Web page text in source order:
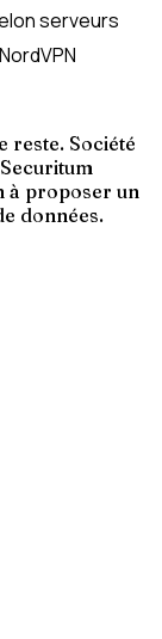
serveurs
reste. Société
à proposer un
données.